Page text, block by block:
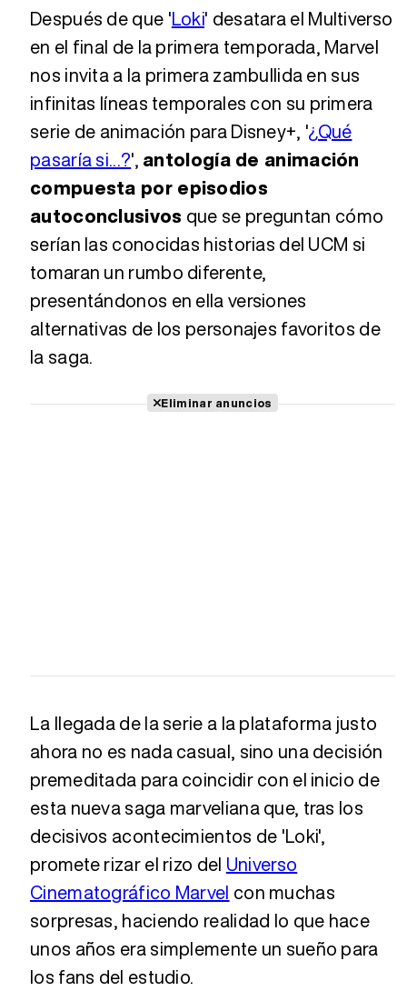
Después de que 'Loki' desatara el Multiverso
en el final de la primera temporada, Marvel
nos invita a la primera zambullida en sus
infinitas líneas temporales con su primera
serie de animación para Disney+, '¿Qué
pasaría si...?', antología de animación
compuesta por episodios
autoconclusivos que se preguntan cómo
serían las conocidas historias del UCM si
tomaran un rumbo diferente,
presentándonos en ella versiones
alternativas de los personajes favoritos de
la saga.
Eliminar anuncios
La llegada de la serie a la plataforma justo
ahora no es nada casual, sino una decisión
premeditada para coincidir con el inicio de
esta nueva saga marveliana que, tras los
decisivos acontecimientos de 'Loki',
promete rizar el rizo del Universo
Cinematográfico Marvel con muchas
sorpresas, haciendo realidad lo que hace
unos años era simplemente un sueño para
los fans del estudio.